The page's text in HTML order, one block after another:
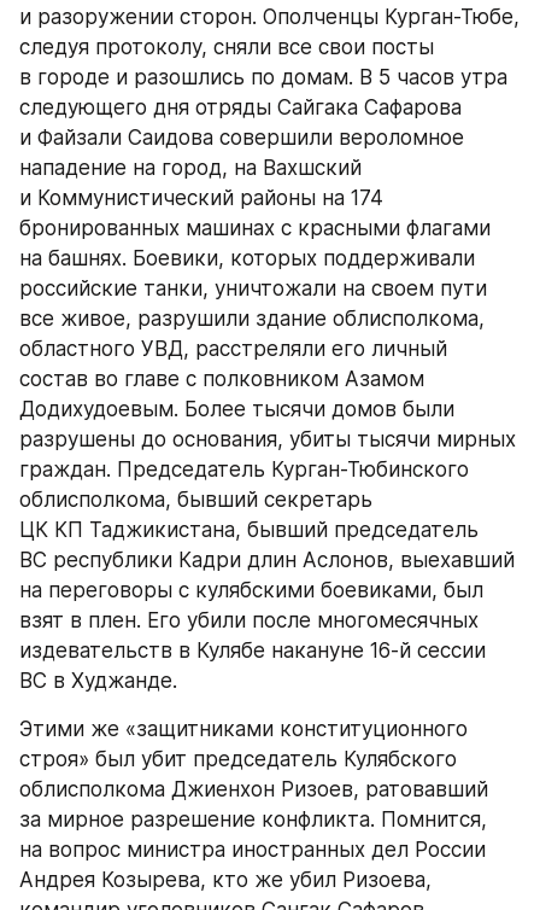
и разоружении сторон. Ополченцы Курган-Тюбе,
следуя протоколу, сняли все свои посты
в городе и разошлись по домам. В 5 часов утра
следующего дня отряды Сайгака Сафарова
и Файзали Саидова совершили вероломное
нападение на город, на Вахшский
и Коммунистический районы на 174
бронированных машинах с красными флагами
на башнях. Боевики, которых поддерживали
российские танки, уничтожали на своем пути
все живое, разрушили здание облисполкома,
областного УВД, расстреляли его личный
состав во главе с полковником Азамом
Додихудоевым. Более тысячи домов были
разрушены до основания, убиты тысячи мирных
граждан. Председатель Курган-Тюбинского
облисполкома, бывший секретарь
ЦК КП Таджикистана, бывший председатель
ВС республики Кадри длин Аслонов, выехавший
на переговоры с кулябскими боевиками, был
взят в плен. Его убили после многомесячных
издевательств в Кулябе накануне 16-й сессии
ВС в Худжанде.
Этими же «защитниками конституционного
строя» был убит председатель Кулябского
облисполкома Джиенхон Ризоев, ратовавший
за мирное разрешение конфликта. Помнится,
на вопрос министра иностранных дел России
Андрея Козырева, кто же убил Ризоева,